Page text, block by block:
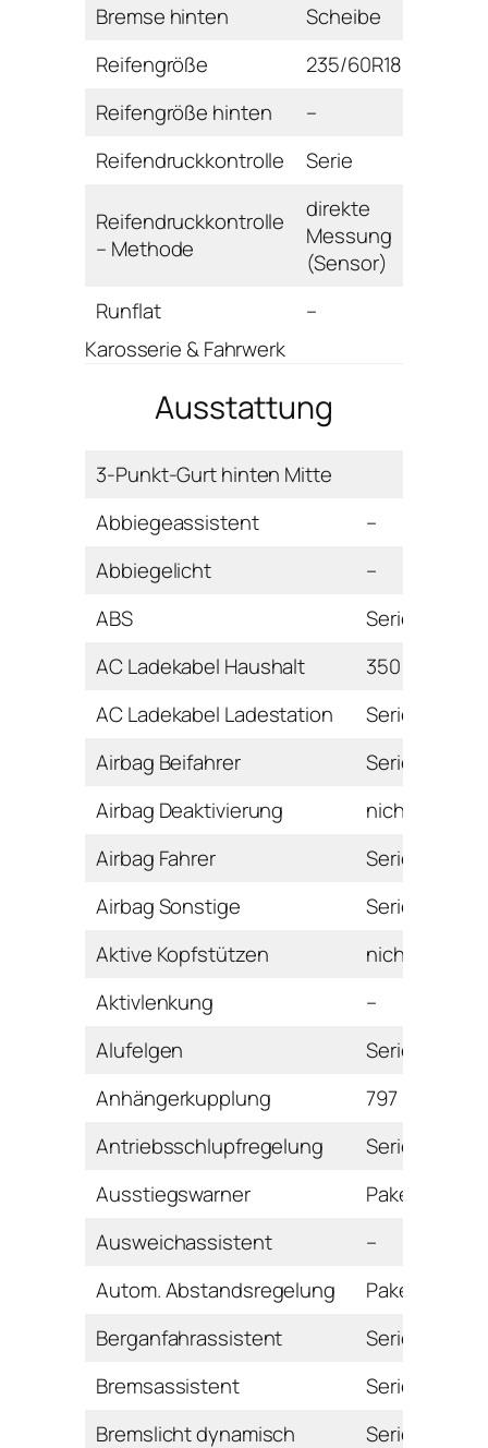
Bremse hinten
Scheibe
Reifengröße
235/60R18
Reifengröße hinten
–
Reifendruckkontrolle
Serie
Reifendruckkontrolle
– Methode
direkte
Messung
(Sensor)
Runflat
–
Karosserie & Fahrwerk
Ausstattung
3-Punkt-Gurt hinten Mitte
Abbiegeassistent
–
Abbiegelicht
–
ABS
Serie
AC Ladekabel Haushalt
350 Euro
AC Ladekabel Ladestation
Serie
Airbag Beifahrer
Serie
Airbag Deaktivierung
nicht
Airbag Fahrer
Serie
Airbag Sonstige
Serie
Aktive Kopfstützen
nicht
Aktivlenkung
–
Alufelgen
Serie
Anhängerkupplung
797 Euro
Antriebsschlupfregelung
Serie
Ausstiegswarner
Paket
Ausweichassistent
–
Autom. Abstandsregelung
Paket
Berganfahrassistent
Serie
Bremsassistent
Serie
Bremslicht dynamisch
Serie